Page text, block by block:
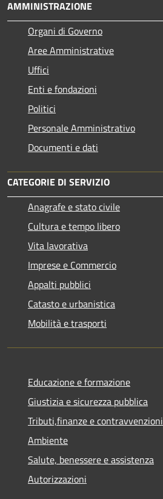
AMMINISTRAZIONE
Organi di Governo
Aree Amministrative
Uffici
Enti e fondazioni
Politici
Personale Amministrativo
Documenti e dati
CATEGORIE DI SERVIZIO
Anagrafe e stato civile
Cultura e tempo libero
Vita lavorativa
Imprese e Commercio
Appalti pubblici
Catasto e urbanistica
Mobilità e trasporti
Educazione e formazione
Giustizia e sicurezza pubblica
Tributi,finanze e contravvenzioni
Ambiente
Salute, benessere e assistenza
Autorizzazioni